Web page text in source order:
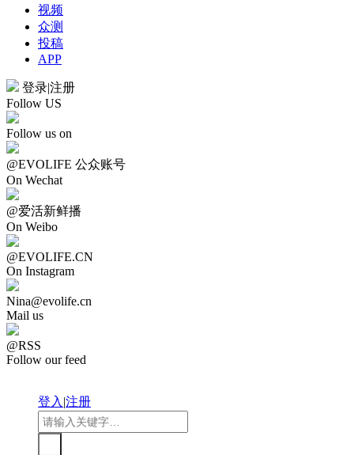
视频
众测
投稿
APP
登录|注册
Follow US
Follow us on
@EVOLIFE 公众账号
On Wechat
@爱活新鲜播
On Weibo
@EVOLIFE.CN
On Instagram
Nina@evolife.cn
Mail us
@RSS
Follow our feed
登入|注册